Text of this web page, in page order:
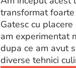
transformat
Gatesc cu
am experimentat
dupa ce am avut
diverse tehnici